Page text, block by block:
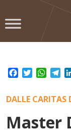
to
Facebook
Twitter
DALLE CARITAS
Master